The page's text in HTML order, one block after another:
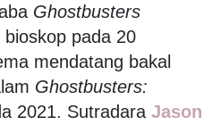
Ghostbusters
pada 20
mendatang bakal
Ghostbusters:
2021. Sutradara Jason